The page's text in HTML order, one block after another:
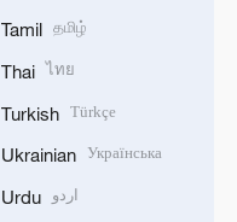
Tamil தமிழ்
Thai ไทย
Turkish Türkçe
Ukrainian Українська
Urdu اردو